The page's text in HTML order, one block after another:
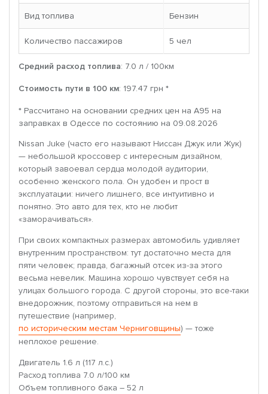
Вид топлива Бензин
Количество пассажиров 5 чел
Средний расход топлива: 7.0 л / 100км
Стоимость пути в 100 км: 197.47 грн *
* Рассчитано на основании средних цен на A95 на
заправках в Одессе по состоянию на 09.08.2026
Nissan Juke (часто его называют Ниссан Джук или Жук)
— небольшой кроссовер с интересным дизайном,
который завоевал сердца молодой аудитории,
особенно женского пола. Он удобен и прост в
эксплуатации: ничего лишнего, все интуитивно и
понятно. Это авто для тех, кто не любит
«заморачиваться».
При своих компактных размерах автомобиль удивляет
внутренним пространством: тут достаточно места для
пяти человек; правда, багажный отсек из-за этого
весьма невелик. Машина хорошо чувствует себя на
улицах большого города. С другой стороны, это все-таки
внедорожник, поэтому отправиться на нем в
путешествие (например,
по историческим местам Черниговщины) — тоже
неплохое решение.
Двигатель 1.6 л (117 л.с.)
Расход топлива 7.0 л/100 км
Объем топливного бака – 52 л